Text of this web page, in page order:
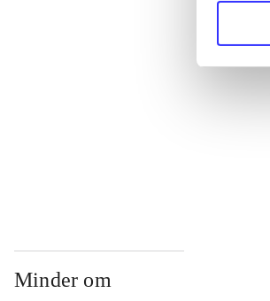
Minder om